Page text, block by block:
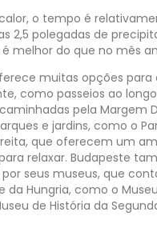
o tempo é
2,5 polegadas de
é melhor do que no mês
muitas opções para
como passeios ao longo
pela Margem
e jardins, como o
que oferecem um
relaxar. Budapeste
seus museus, que
da Hungria, como o
de História da